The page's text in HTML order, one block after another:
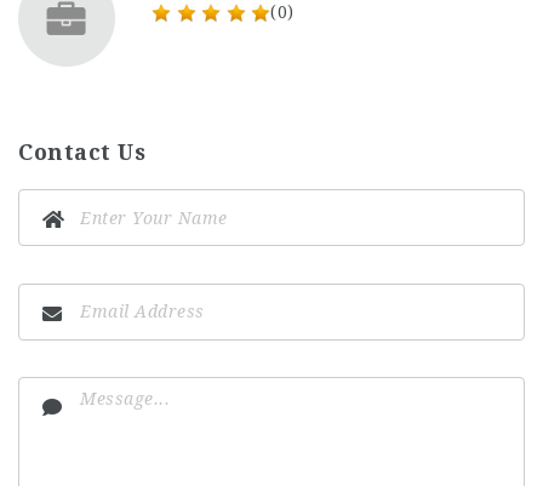
(0)
Contact Us